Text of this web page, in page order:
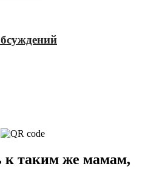
к таким же мамам,